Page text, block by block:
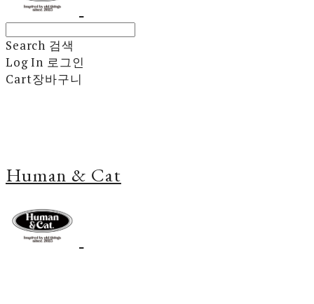
Search 검색
Log In 로그인
Cart장바구니
Human & Cat